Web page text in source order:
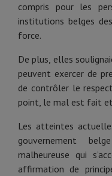
compris pour les
institutions belges
force.
De plus, elles
peuvent exercer de
de contrôler le
point, le mal est fait et
Les atteintes
gouvernement
malheureuse qui
affirmation de